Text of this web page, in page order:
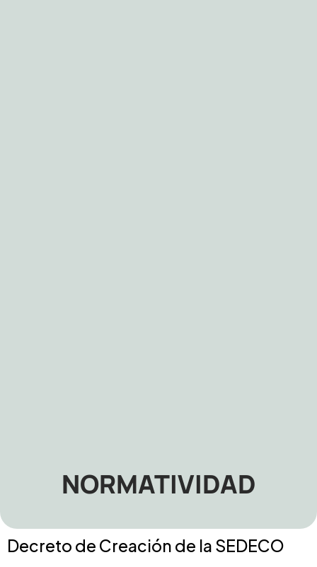
NORMATIVIDAD
Decreto de Creación de la SEDECO